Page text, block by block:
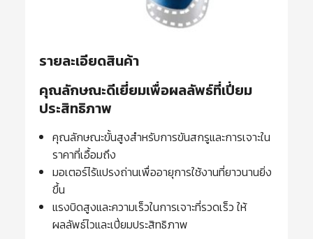
รายละเอียดสินค้า
คุณลักษณะดีเยี่ยมเพื่อผลลัพธ์ที่เปี่ยม
ประสิทธิภาพ
คุณลักษณะขั้นสูงสำหรับการขันสกรูและการเจาะใน
ราคาที่เอื้อมถึง
มอเตอร์ไร้แปรงถ่านเพื่ออายุการใช้งานที่ยาวนานยิ่ง
ขึ้น
แรงบิดสูงและความเร็วในการเจาะที่รวดเร็ว ให้
ผลลัพธ์ไวและเปี่ยมประสิทธิภาพ